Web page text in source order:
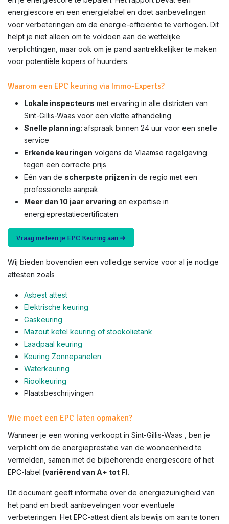
energiescore en een energielabel en doet aanbevelingen
voor verbeteringen om de energie-efficiëntie te verhogen. Dit
helpt je niet alleen om te voldoen aan de wettelijke
verplichtingen, maar ook om je pand aantrekkelijker te maken
voor potentiële kopers of huurders.
Waarom een EPC keuring via Immo-Experts?
Lokale inspecteurs met ervaring in alle districten van
Sint-Gillis-Waas voor een vlotte afhandeling
Snelle planning: afspraak binnen 24 uur voor een snelle
service
Erkende keuringen volgens de Vlaamse regelgeving
tegen een correcte prijs
Eén van de scherpste prijzen in de regio met een
professionele aanpak
Meer dan 10 jaar ervaring en expertise in
energieprestatiecertificaten
Vraag meteen je EPC Keuring aan ➜
Wij bieden bovendien een volledige service voor al je nodige
attesten zoals
Asbest attest
Elektrische keuring
Gaskeuring
Mazout ketel keuring of stookolietank
Laadpaal keuring
Keuring Zonnepanelen
Waterkeuring
Rioolkeuring
Plaatsbeschrijvingen
Wie moet een EPC laten opmaken?
Wanneer je een woning verkoopt in Sint-Gillis-Waas , ben je
verplicht om de energieprestatie van de wooneenheid te
vermelden, samen met de bijbehorende energiescore of het
EPC-label (variërend van A+ tot F).
Dit document geeft informatie over de energiezuinigheid van
het pand en biedt aanbevelingen voor eventuele
verbeteringen. Het EPC-attest dient als bewijs om aan te tonen